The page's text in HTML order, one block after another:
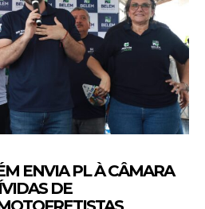
ENVIA PL À CÂMARA
DE